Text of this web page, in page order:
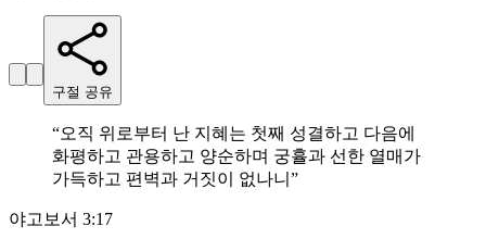
구절 공유
“오직 위로부터 난 지혜는 첫째 성결하고 다음에
화평하고 관용하고 양순하며 궁휼과 선한 열매가
가득하고 편벽과 거짓이 없나니 ”
야고보서 3:17